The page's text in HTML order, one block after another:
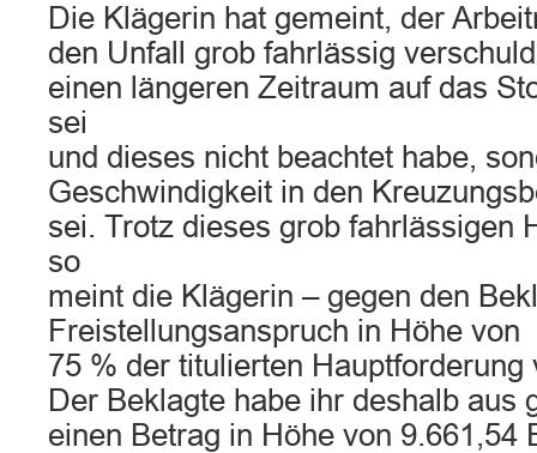
Die Klägerin hat gemeint, der
den Unfall grob fahrlässig
einen längeren Zeitraum auf das
sei
und dieses nicht beachtet habe,
Geschwindigkeit in den
sei. Trotz dieses grob fahrlässigen
so
meint die Klägerin – gegen den
Freistellungsanspruch in Höhe von
75 % der titulierten Hauptforderung
Der Beklagte habe ihr deshalb aus
einen Betrag in Höhe von 9.661,54